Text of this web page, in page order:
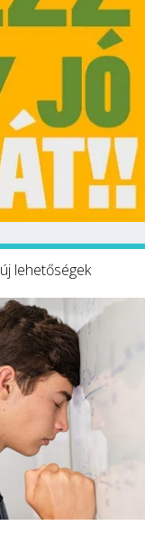
lehetőségek